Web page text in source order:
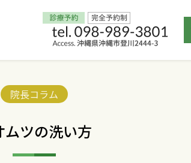
Categories:
院長コラム
ムツの洗い方
Home
からのごあいさつ